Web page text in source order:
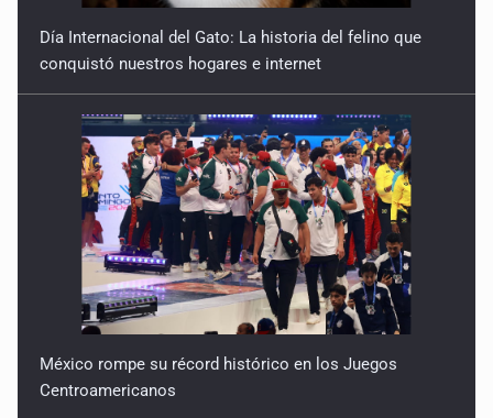
Día Internacional del Gato: La historia del felino que
conquistó nuestros hogares e internet
México rompe su récord histórico en los Juegos
Centroamericanos